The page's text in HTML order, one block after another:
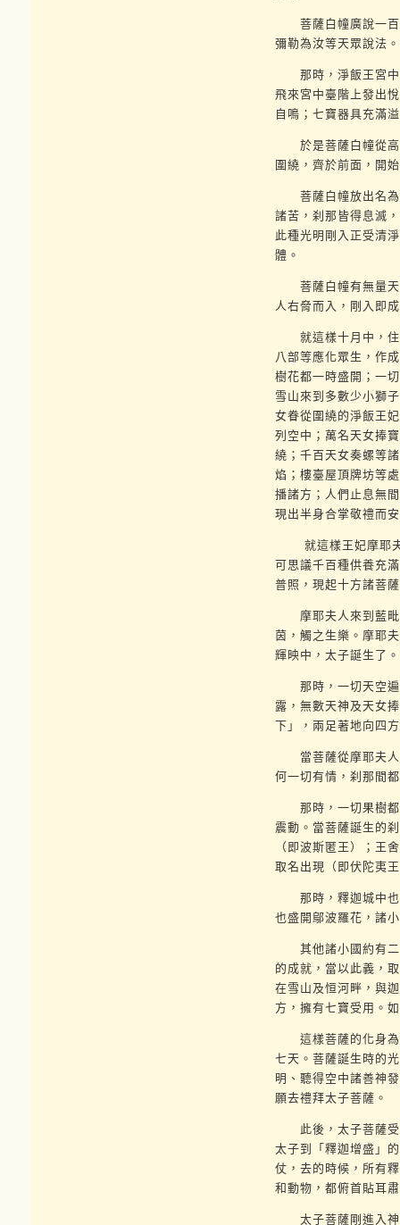
菩薩白幢廣說一百
彌勒為汝等天眾說法
那時，淨飯王宮中
飛來宮中臺階上發出
自鳴；七寶器具充滿
於是菩薩白幢從高
圍繞，齊於前面，開
菩薩白幢放出名為
諸苦，刹那皆得息滅
此種光明剛入正受清
體。
菩薩白幢有無量天
人右脅而入，剛入即
就這樣十月中，住
八部等應化眾生，作
樹花都一時盛開；一
雪山來到多數少小獅
女眷從圍繞的淨飯王
列空中；萬名天女捧
繞；千百天女奏螺等
焰；樓臺屋頂牌坊等
播諸方；人們止息無
現出半身合掌敬禮而
就這樣王妃摩耶夫
可思議千百種供養充
普照，現起十方諸菩
摩耶夫人來到藍毗
茵，觸之生樂。摩耶
輝映中，太子誕生了。
那時，一切天空遍
露，無數天神及天女
下」，兩足著地向四
當菩薩從摩耶夫人
何一切有情，刹那間
那時，一切果樹都
震動。當菩薩誕生的
（即波斯匿王）；王
取名出現（即伏陀夷
那時，釋迦城中也
也盛開鄔波羅花，諸
其他諸小國約有二
的成就，當以此義，
在雪山及恒河畔，與
方，擁有七寶受用。
這樣菩薩的化身為
七天。菩薩誕生時的
明、聽得空中諸善神
願去禮拜太子菩薩。
此後，太子菩薩受
太子到「釋迦增盛」
仗，去的時候，所有
和動物，都俯首貼耳
太子菩薩剛進入神